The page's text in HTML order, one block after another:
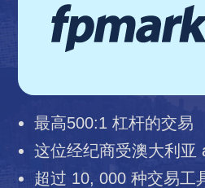
最高500:1 杠杆的交易
这位经纪商受澳大利亚
超过 10, 000 种交易工